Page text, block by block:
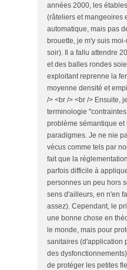
années 2000, les
(râteliers et mangeoires
automatique, mais pas
brouette, je m'y suis
soir). Il a fallu attendre
et des balles rondes
exploitant reprenne la
moyenne densité et
/> <br /> <br /> Ensuite,
terminologie
problème sémantique
paradigmes. Je ne nie
vécus comme tels par
fait que la
parfois difficile à
personnes un peu hors
sens d'ailleurs, en n'en
assez). Cependant, le
une bonne chose en
le monde, mais pour
sanitaires (d'application
des
de protéger les petites